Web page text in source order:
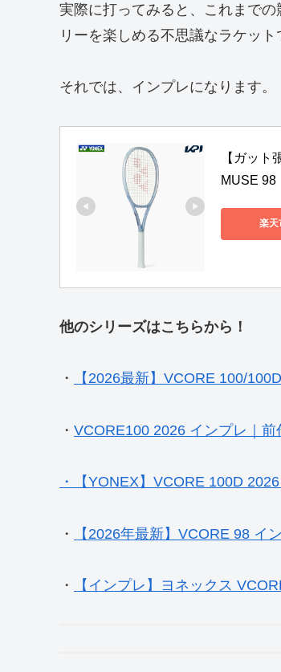
実際に打ってみると、これまで
リーを楽しめる不思議なラケット
それでは、インプレになります。
【ガッ
MUSE 98
楽天
他のシリーズはこちらから！
・ 【2026最新】VCORE 100/
・ VCORE100 2026 インプレ｜
・【YONEX】VCORE 100D
・ 【2026年最新】VCORE 98 イ
・ 【インプレ】ヨネックス